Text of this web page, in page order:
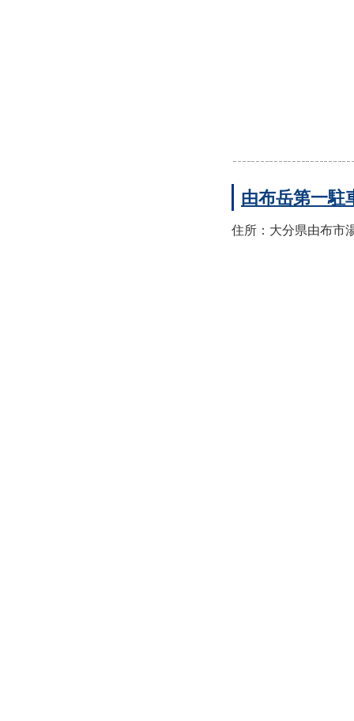
由布岳第一駐
住所：大分県由布市